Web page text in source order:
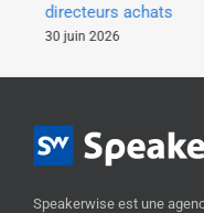
directeurs achats
30 juin 2026
Speakerwise est une